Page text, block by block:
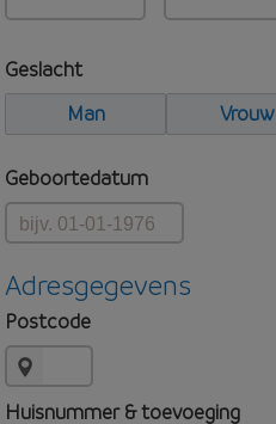
Geslacht
Man
Vrouw
Geboortedatum
Adresgegevens
Postcode
Huisnummer & toevoeging